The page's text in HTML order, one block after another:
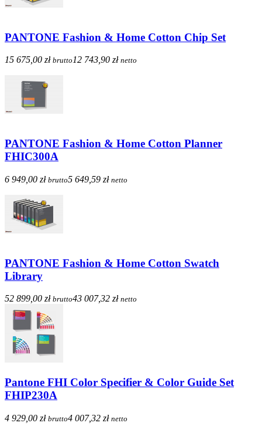
PANTONE Fashion & Home Cotton Chip Set
15 675,00 zł brutto12 743,90 zł netto
PANTONE Fashion & Home Cotton Planner
FHIC300A
6 949,00 zł brutto5 649,59 zł netto
PANTONE Fashion & Home Cotton Swatch
Library
52 899,00 zł brutto43 007,32 zł netto
Pantone FHI Color Specifier & Color Guide Set
FHIP230A
4 929,00 zł brutto4 007,32 zł netto